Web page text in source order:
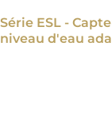
Série ESL -
niveau d'eau